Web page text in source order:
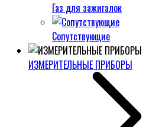
Газ для зажигалок
Сопутствующие
ИЗМЕРИТЕЛЬНЫЕ ПРИБОРЫ